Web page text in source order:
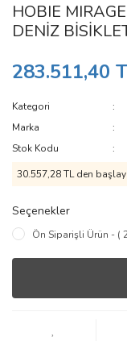
HOBIE
DENİZ
283.511,40
Kategori
Marka
Stok Kodu
30.557,28 TL den
Seçenekler
Ön Siparişli Ürün - (